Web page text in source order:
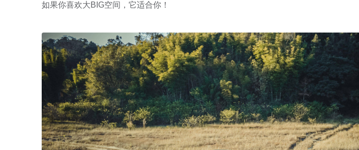
如果你喜欢大BIG空间，它适合你！